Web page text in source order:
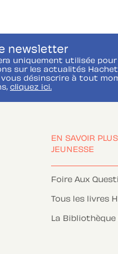
newsletter
uniquement utilisée
sur les actualités
vous désinscrire à tout
cliquez ici.
EN SAVOIR
JEUNESSE
Foire Aux
Tous les livres
La Bibliothèque